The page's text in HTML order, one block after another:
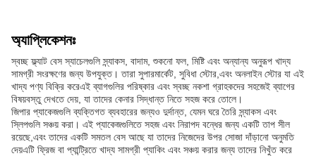
অ্যাপ্লিকেশনঃ
স্বচ্ছ ফ্ল্যাট বেস স্যাচেলগুলি স্ন্যাকস, বাদাম, শুকনো ফল, মিষ্টি এবং অন্যান্য অনুরূপ খাদ্য
সামগ্রী সংরক্ষণের জন্য উপযুক্ত। তারা সুপারমার্কেট, সুবিধা স্টোর,এবং অনলাইন স্টোর যা এই
খাদ্য পণ্য বিক্রি করেএই ব্যাগগুলির পরিষ্কার এবং স্বচ্ছ নকশা গ্রাহকদের সহজেই ব্যাগের
বিষয়বস্তু দেখতে দেয়, যা তাদের কেনার সিদ্ধান্ত নিতে সহজ করে তোলে।
জিপার প্যাকেজগুলি ব্যক্তিগত ব্যবহারের জন্যও দুর্দান্ত, যেমন ঘরে তৈরি স্ন্যাকস এবং
স্লিপগুলি সঞ্চয় করা। এই প্যাকেজগুলিতে সহজ এবং নিরাপদ বন্ধের জন্য একটি তাপ সীল
রয়েছে,এবং তাদের একটি সমতল বেস আছে যা তাদের নিজেদের উপর সোজা দাঁড়ানো অনুমতি
দেয়এটি ফ্রিজ বা প্যান্ট্রিতে খাদ্য সামগ্রী প্যাকিং এবং সঞ্চয় করার জন্য তাদের নিখুঁত করে